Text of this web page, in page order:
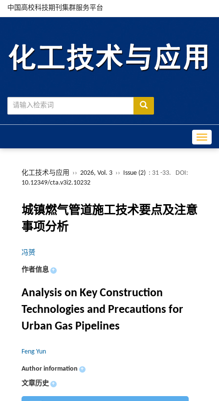
中国高校科技期刊集群服务平台
化工技术与应用 ›› 2026, Vol. 3 ›› Issue (2) : 31 -33.
DOI:
10.12349/cta.v3i2.10232
城镇燃气管道施工技术要点及注意
事项分析
冯赟
作者信息 +
Analysis on Key Construction
Technologies and Precautions for
Urban Gas Pipelines
Feng Yun
Author information +
文章历史 +